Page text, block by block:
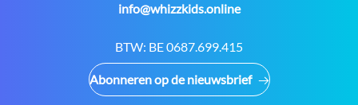
E-
info@whizzkids.online
BTW: BE 0687.699.415
Abonneren op de nieuwsbrief